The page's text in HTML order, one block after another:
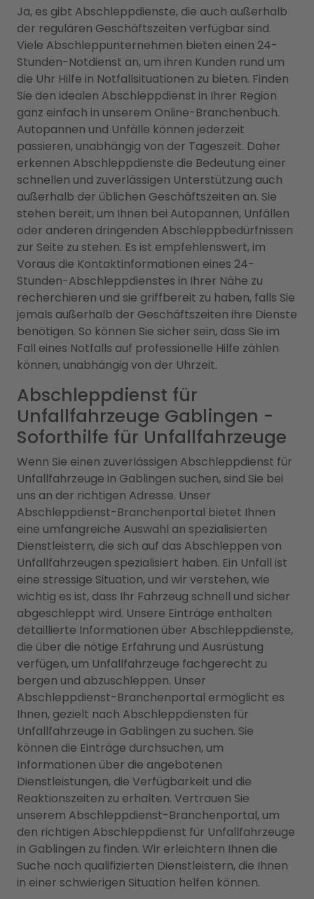
Ja, es gibt Abschleppdienste, die auch außerhalb
der regulären Geschäftszeiten verfügbar sind.
Viele Abschleppunternehmen bieten einen 24-
Stunden-Notdienst an, um ihren Kunden rund um
die Uhr Hilfe in Notfallsituationen zu bieten. Finden
Sie den idealen Abschleppdienst in Ihrer Region
ganz einfach in unserem Online-Branchenbuch.
Autopannen und Unfälle können jederzeit
passieren, unabhängig von der Tageszeit. Daher
erkennen Abschleppdienste die Bedeutung einer
schnellen und zuverlässigen Unterstützung auch
außerhalb der üblichen Geschäftszeiten an. Sie
stehen bereit, um Ihnen bei Autopannen, Unfällen
oder anderen dringenden Abschleppbedürfnissen
zur Seite zu stehen. Es ist empfehlenswert, im
Voraus die Kontaktinformationen eines 24-
Stunden-Abschleppdienstes in Ihrer Nähe zu
recherchieren und sie griffbereit zu haben, falls Sie
jemals außerhalb der Geschäftszeiten ihre Dienste
benötigen. So können Sie sicher sein, dass Sie im
Fall eines Notfalls auf professionelle Hilfe zählen
können, unabhängig von der Uhrzeit.
Abschleppdienst für
Unfallfahrzeuge Gablingen -
Soforthilfe für Unfallfahrzeuge
Wenn Sie einen zuverlässigen Abschleppdienst für
Unfallfahrzeuge in Gablingen suchen, sind Sie bei
uns an der richtigen Adresse. Unser
Abschleppdienst-Branchenportal bietet Ihnen
eine umfangreiche Auswahl an spezialisierten
Dienstleistern, die sich auf das Abschleppen von
Unfallfahrzeugen spezialisiert haben. Ein Unfall ist
eine stressige Situation, und wir verstehen, wie
wichtig es ist, dass Ihr Fahrzeug schnell und sicher
abgeschleppt wird. Unsere Einträge enthalten
detaillierte Informationen über Abschleppdienste,
die über die nötige Erfahrung und Ausrüstung
verfügen, um Unfallfahrzeuge fachgerecht zu
bergen und abzuschleppen. Unser
Abschleppdienst-Branchenportal ermöglicht es
Ihnen, gezielt nach Abschleppdiensten für
Unfallfahrzeuge in Gablingen zu suchen. Sie
können die Einträge durchsuchen, um
Informationen über die angebotenen
Dienstleistungen, die Verfügbarkeit und die
Reaktionszeiten zu erhalten. Vertrauen Sie
unserem Abschleppdienst-Branchenportal, um
den richtigen Abschleppdienst für Unfallfahrzeuge
in Gablingen zu finden. Wir erleichtern Ihnen die
Suche nach qualifizierten Dienstleistern, die Ihnen
in einer schwierigen Situation helfen können.